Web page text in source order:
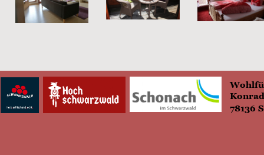
78136